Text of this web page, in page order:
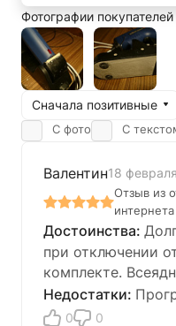
Фотографии покупателей
Сначала позитивные
С фото С
Валентин18
Отзыв из
интернета
при отключении
комплекте.
0 0